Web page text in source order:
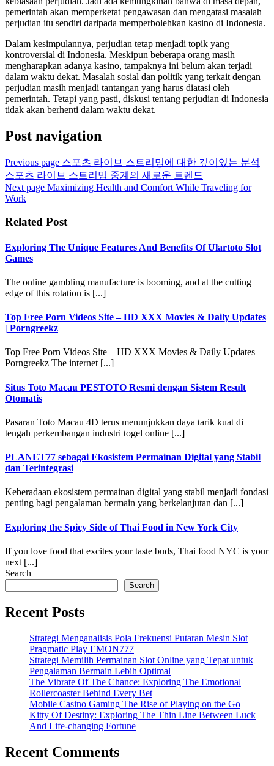
pemerintah akan memperketat pengawasan dan mengatasi masalah
perjudian itu sendiri daripada memperbolehkan kasino di Indonesia.
Dalam kesimpulannya, perjudian tetap menjadi topik yang
kontroversial di Indonesia. Meskipun beberapa orang masih
mengharapkan adanya kasino, tampaknya ini belum akan terjadi
dalam waktu dekat. Masalah sosial dan politik yang terkait dengan
perjudian masih menjadi tantangan yang harus diatasi oleh
pemerintah. Tetapi yang pasti, diskusi tentang perjudian di Indonesia
tidak akan berhenti dalam waktu dekat.
Post navigation
Previous page 스포츠 라이브 스트리밍에 대한 깊이있는 분석
스포츠 라이브 스트리밍 중계의 새로운 트렌드
Next page Maximizing Health and Comfort While Traveling for
Work
Related Post
Exploring The Unique Features And Benefits Of Ulartoto Slot
Games
The online gambling manufacture is booming, and at the cutting
edge of this rotation is [...]
Top Free Porn Videos Site – HD XXX Movies & Daily Updates
| Porngreekz
Top Free Porn Videos Site – HD XXX Movies & Daily Updates
Porngreekz The internet [...]
Situs Toto Macau PESTOTO Resmi dengan Sistem Result
Otomatis
Pasaran Toto Macau 4D terus menunjukkan daya tarik kuat di
tengah perkembangan industri togel online [...]
PLANET77 sebagai Ekosistem Permainan Digital yang Stabil
dan Terintegrasi
Keberadaan ekosistem permainan digital yang stabil menjadi fondasi
penting bagi pengalaman bermain yang berkelanjutan dan [...]
Exploring the Spicy Side of Thai Food in New York City
If you love food that excites your taste buds, Thai food NYC is your
next [...]
Search
Search
Recent Posts
Strategi Menganalisis Pola Frekuensi Putaran Mesin Slot
Pragmatic Play EMON777
Strategi Memilih Permainan Slot Online yang Tepat untuk
Pengalaman Bermain Lebih Optimal
The Vibrate Of The Chance: Exploring The Emotional
Rollercoaster Behind Every Bet
Mobile Casino Gaming The Rise of Playing on the Go
Kitty Of Destiny: Exploring The Thin Line Between Luck
And Life-changing Fortune
Recent Comments